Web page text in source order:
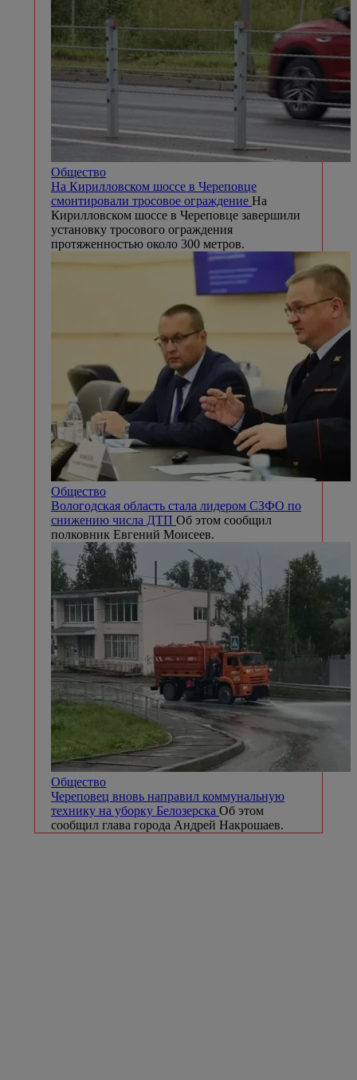
Общество
На Кирилловском шоссе в Череповце
смонтировали тросовое ограждение На
Кирилловском шоссе в Череповце завершили
установку тросового ограждения
протяженностью около 300 метров.
Общество
Вологодская область стала лидером СЗФО по
снижению числа ДТП Об этом сообщил
полковник Евгений Моисеев.
Общество
Череповец вновь направил коммунальную
технику на уборку Белозерска Об этом
сообщил глава города Андрей Накрошаев.